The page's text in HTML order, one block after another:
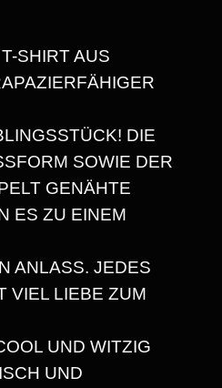
6
8
€
SHIRT AUS
DIE
SOWIE DER
GENÄHTE
ES ZU EINEM
ANLASS. JEDES
VIEL LIEBE ZUM
UND WITZIG
UND